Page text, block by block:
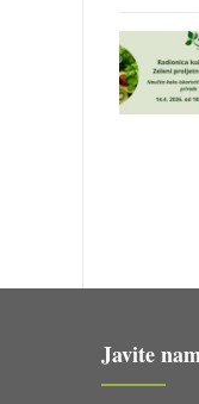
Javite